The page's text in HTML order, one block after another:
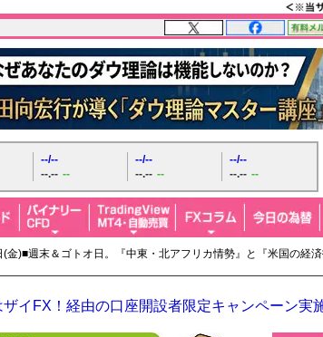
--/--
--.-- --
--/--
--.-- --
--/--
--.-- --
(金)■週末＆ゴトオ日。『中東・北アフリカ情勢』と『米国の経
イFX！経由の口座開設者限定キャンペーン実